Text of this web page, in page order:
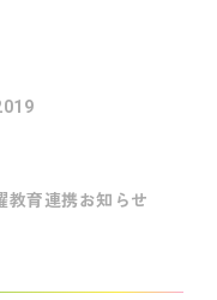
教育連携お知らせ